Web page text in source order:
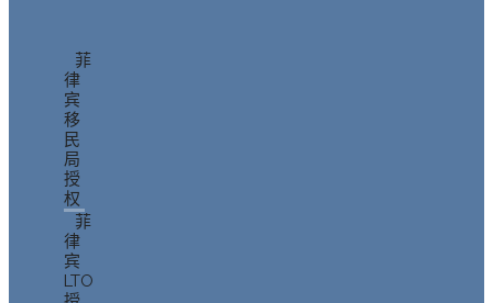
菲
律
宾
移
民
局
授
权
菲
律
宾
LTO